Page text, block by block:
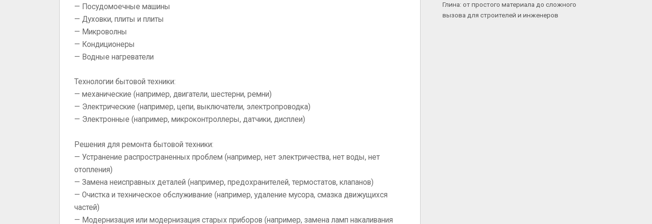
— Посудомоечные машины
— Духовки, плиты и плиты
— Микроволны
— Кондиционеры
— Водные нагреватели
Технологии бытовой техники:
— механические (например, двигатели, шестерни, ремни)
— Электрические (например, цепи, выключатели, электропроводка)
— Электронные (например, микроконтроллеры, датчики, дисплеи)
Решения для ремонта бытовой техники:
— Устранение распространенных проблем (например, нет электричества, нет воды, нет
отопления)
— Замена неисправных деталей (например, предохранителей, термостатов, клапанов)
— Очистка и техническое обслуживание (например, удаление мусора, смазка движущихся
частей)
— Модернизация или модернизация старых приборов (например, замена ламп накаливания
Глина: от простого материала до сложного
вызова для строителей и инженеров